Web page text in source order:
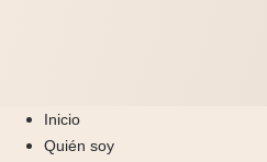
Inicio
Quién soy